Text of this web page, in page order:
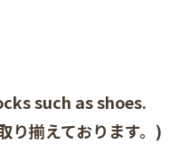
such as shoes.
り揃えております。)